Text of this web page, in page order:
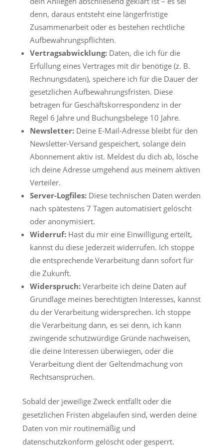
denn, daraus entsteht eine längerfristige
Zusammenarbeit oder es bestehen rechtliche
Aufbewahrungspflichten.
Vertragsabwicklung:Daten, die ich für die
Erfüllung eines Vertrages mit dir benötige (z. B.
Rechnungsdaten), speichere ich für die Dauer der
gesetzlichen Aufbewahrungsfristen. Diese
betragen für Geschäftskorrespondenz in der
Regel 6 Jahre und Buchungsbelege 10 Jahre.
Newsletter:Deine E-Mail-Adresse bleibt für den
Newsletter-Versand gespeichert, solange dein
Abonnement aktiv ist. Meldest du dich ab, lösche
ich deine Adresse umgehend aus meinem aktiven
Verteiler.
Server-Logfiles:Diese technischen Daten werden
nach spätestens 7 Tagen automatisiert gelöscht
oder anonymisiert.
Widerruf:Hast du mir eine Einwilligung erteilt,
kannst du diese jederzeit widerrufen. Ich stoppe
die entsprechende Verarbeitung dann sofort für
die Zukunft.
Widerspruch:Verarbeite ich deine Daten auf
Grundlage meines berechtigten Interesses, kannst
du der Verarbeitung widersprechen. Ich stoppe
die Verarbeitung dann, es sei denn, ich kann
zwingende schutzwürdige Gründe nachweisen,
die deine Interessen überwiegen, oder die
Verarbeitung dient der Geltendmachung von
Rechtsansprüchen.
Sobald der jeweilige Zweck entfällt oder die
gesetzlichen Fristen abgelaufen sind, werden deine
Daten von mir routinemäßig und
datenschutzkonform gelöscht oder gesperrt.